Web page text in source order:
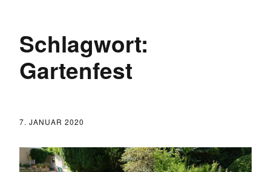
Schlagwort:
Gartenfest
7. JANUAR 2020